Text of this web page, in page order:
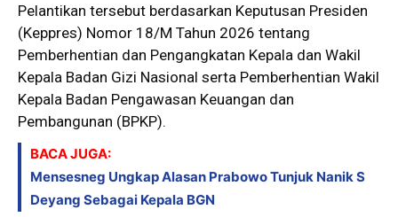
Pelantikan tersebut berdasarkan Keputusan Presiden
(Keppres) Nomor 18/M Tahun 2026 tentang
Pemberhentian dan Pengangkatan Kepala dan Wakil
Kepala Badan Gizi Nasional serta Pemberhentian Wakil
Kepala Badan Pengawasan Keuangan dan
Pembangunan (BPKP).
BACA JUGA:
Mensesneg Ungkap Alasan Prabowo Tunjuk Nanik S
Deyang Sebagai Kepala BGN